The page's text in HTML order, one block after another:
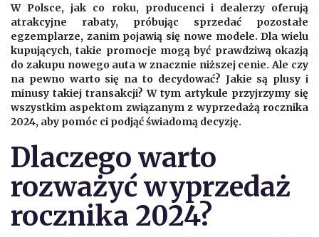
W Polsce, jak co roku, producenci i dealerzy oferują
atrakcyjne rabaty, próbując sprzedać pozostałe
egzemplarze, zanim pojawią się nowe modele. Dla wielu
kupujących, takie promocje mogą być prawdziwą okazją
do zakupu nowego auta w znacznie niższej cenie. Ale czy
na pewno warto się na to decydować? Jakie są plusy i
minusy takiej transakcji? W tym artykule przyjrzymy się
wszystkim aspektom związanym z wyprzedażą rocznika
2024, aby pomóc ci podjąć świadomą decyzję.
Dlaczego warto
rozważyć wyprzedaż
rocznika 2024?